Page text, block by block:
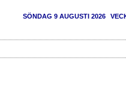
SÖNDAG 9 AUGUSTI 2026